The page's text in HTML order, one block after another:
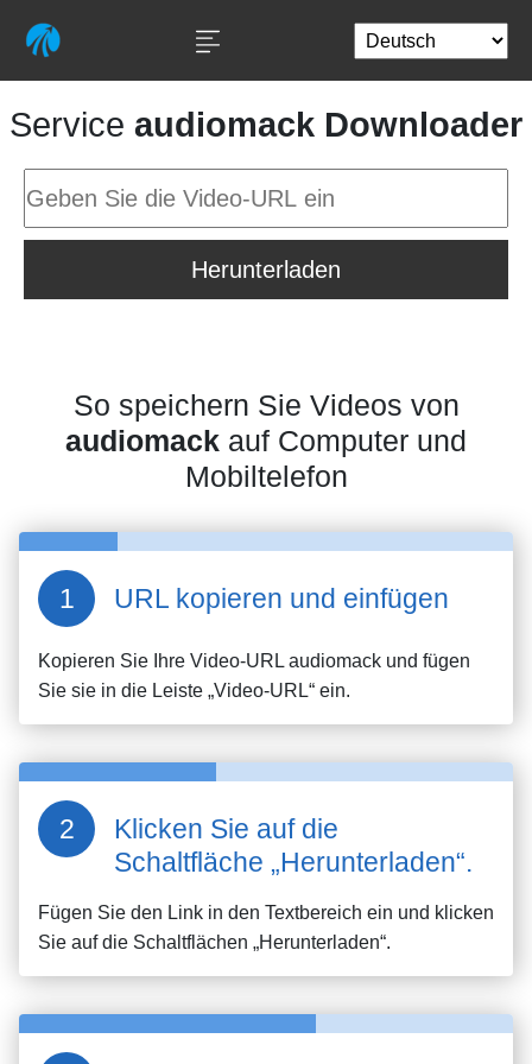
Service audiomack Downloader
Herunterladen
So speichern Sie Videos von
audiomack auf Computer und
Mobiltelefon
URL kopieren und einfügen
Kopieren Sie Ihre Video-URL audiomack und fügen
Sie sie in die Leiste „Video-URL“ ein.
Klicken Sie auf die
Schaltfläche „Herunterladen“.
Fügen Sie den Link in den Textbereich ein und klicken
Sie auf die Schaltflächen „Herunterladen“.